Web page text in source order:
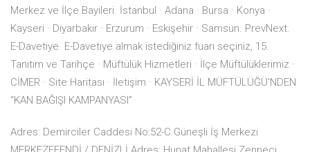
Merkez ve İlçe Bayileri. İstanbul · Adana · Bursa · Konya ·
Kayseri · Diyarbakır · Erzurum · Eskişehir · Samsun. PrevNext.
E-Davetiye. E-Davetiye almak istediğiniz fuarı seçiniz, 15.
Tanıtım ve Tarihçe · Müftülük Hizmetleri · İlçe Müftülüklerimiz ·
CİMER · Site Haritası · İletişim · KAYSERİ İL MÜFTÜLÜĞÜ'NDEN
“KAN BAĞIŞI KAMPANYASI”
Adres: Demirciler Caddesi No:52-C Güneşli İş Merkezi